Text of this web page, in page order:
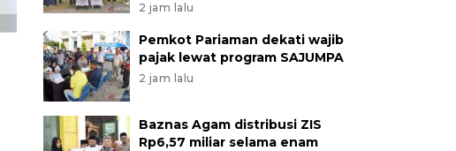
2 jam lalu
Pemkot Pariaman dekati wajib
pajak lewat program SAJUMPA
2 jam lalu
Baznas Agam distribusi ZIS
Rp6,57 miliar selama enam